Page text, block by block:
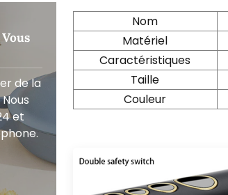
de la
et
Nom
Matériel
Caractéristiques
Taille
Couleur